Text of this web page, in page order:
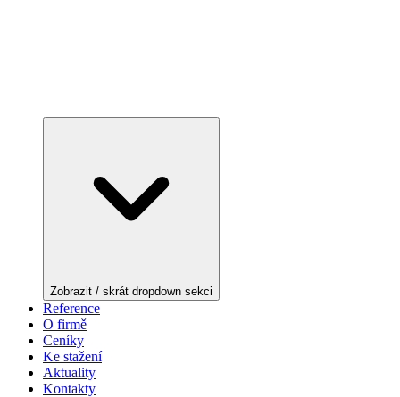
Zobrazit / skrát dropdown sekci
Reference
O firmě
Ceníky
Ke stažení
Aktuality
Kontakty